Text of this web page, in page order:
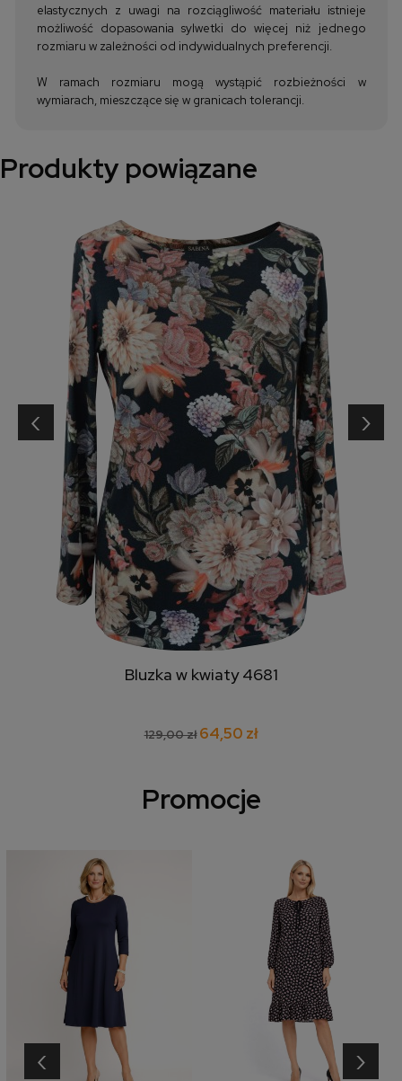
elastycznych z uwagi na rozciągliwość materiału istnieje
możliwość dopasowania sylwetki do więcej niż jednego
rozmiaru w zależności od indywidualnych preferencji.
W ramach rozmiaru mogą wystąpić rozbieżności w
wymiarach, mieszczące się w granicach tolerancji.
Produkty powiązane
Bluzka w kwiaty 4681
129,00 zł 64,50 zł
‹ ›
Promocje
‹ ›